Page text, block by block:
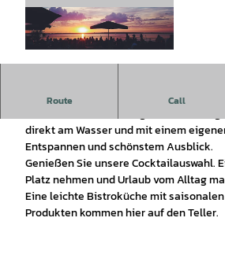
Route Call
Die Bar dü Mar ist die angesagteste
direkt am Wasser und mit einem
Entspannen und schönstem Ausblick.
Genießen Sie unsere Cocktailauswahl.
Platz nehmen und Urlaub vom Alltag
Eine leichte Bistroküche mit
Produkten kommen hier auf den Teller.